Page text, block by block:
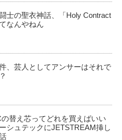
士の聖衣神話、「Holy Contract
なんやねん
、芸人としてアンサーはそれで
替え芯ってどれを買えばいい
シュテックにJETSTREAM挿し